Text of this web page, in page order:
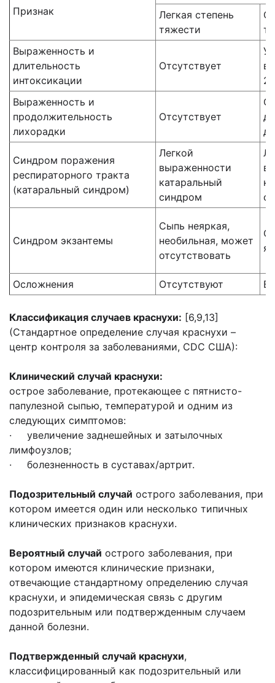
Признак
Легкая степень
тяжести
Выраженность и
длительность
интоксикации
Отсутствует
2
Выраженность и
продолжительность
лихорадки
Отсутствует
Синдром поражения
респираторного тракта
(катаральный синдром)
Легкой
выраженности
катаральный
синдром
Синдром экзантемы
Сыпь неяркая,
необильная, может
отсутствовать
Осложнения Отсутствуют
Классификация случаев краснухи: [6,9,13]
(Стандартное определение случая краснухи –
центр контроля за заболеваниями, CDC США):
Клинический случай краснухи:
острое заболевание, протекающее с пятнисто-
папулезной сыпью, температурой и одним из
следующих симптомов:
· увеличение заднешейных и затылочных
лимфоузлов;
· болезненность в суставах/артрит.
Подозрительный случай острого заболевания, при
котором имеется один или несколько типичных
клинических признаков краснухи.
Вероятный случай острого заболевания, при
котором имеются клинические признаки,
отвечающие стандартному определению случая
краснухи, и эпидемическая связь с другим
подозрительным или подтвержденным случаем
данной болезни.
Подтвержденный случай краснухи,
классифицированный как подозрительный или